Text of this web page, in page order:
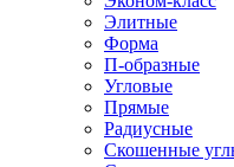
Элитные
Форма
П-образные
Угловые
Прямые
Радиусные
Скошенные